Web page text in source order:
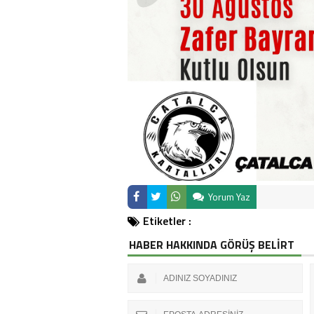
Yorum Yaz
Etiketler :
HABER HAKKINDA GÖRÜŞ BELİRT